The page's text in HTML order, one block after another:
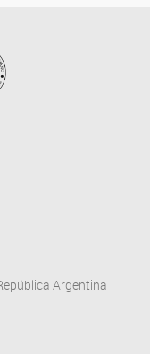
Argentina